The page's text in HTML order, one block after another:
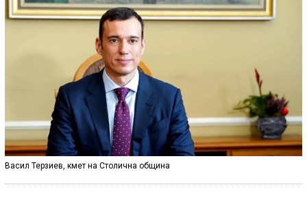
Васил Терзиев, кмет на Столична община